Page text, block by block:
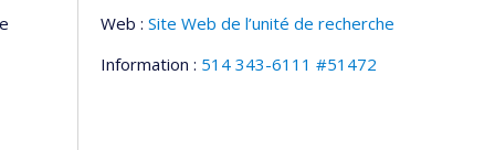
Web : Site Web de l’unité de recherche
Information : 514 343-6111 #51472